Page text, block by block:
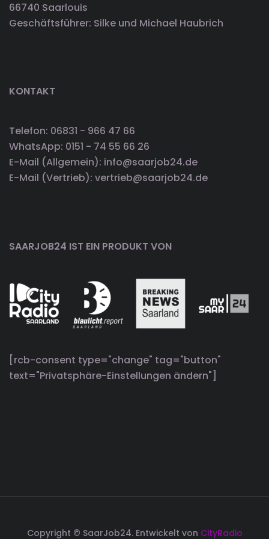
66740 Saarlouis
Geschäftsführer: Silke und Michael Haubrich
KONTAKT
Telefon: 06831 - 966 47 66
WhatsApp: 0151 - 74 55 66 26
E-Mail (Allgemein): info@saarjob24.de
E-Mail (Vertrieb): vertrieb@saarjob24.de
SAARJOB24 IST EIN PRODUKT VON
[rcb-consent type="change" tag="button"
text="Privatsphäre-Einstellungen ändern"]
Copyright © SaarJob24. Entwickelt von CityRadio